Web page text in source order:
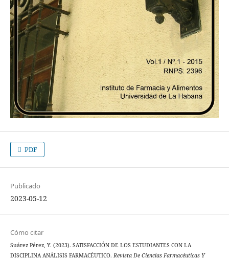
PDF
Publicado
2023-05-12
Cómo citar
Suárez Pérez, Y. (2023). SATISFACCIÓN DE LOS ESTUDIANTES CON LA
DISCIPLINA ANÁLISIS FARMACÉUTICO. Revista De Ciencias Farmacéuticas Y